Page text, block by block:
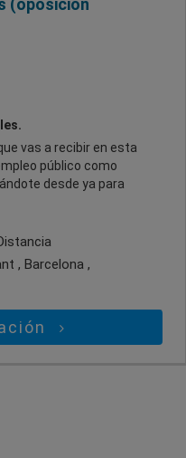
(oposición
vas a recibir en esta
público como
desde ya para
, Barcelona ,